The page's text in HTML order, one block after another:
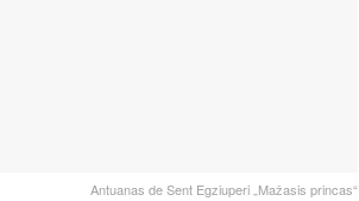
Antuanas de Sent Egziuperi „Mažasis princas“